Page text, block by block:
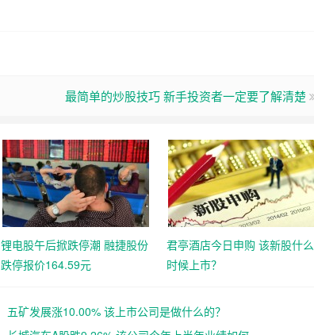
最简单的炒股技巧 新手投资者一定要了解清楚
锂电股午后掀跌停潮 融捷股份
跌停报价164.59元
君亭酒店今日申购 该新股什么
时候上市？
五矿发展涨10.00% 该上市公司是做什么的？